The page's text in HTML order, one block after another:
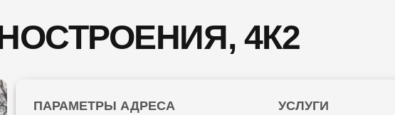
4К2
ПАРАМЕТРЫ АДРЕСА УСЛУГИ